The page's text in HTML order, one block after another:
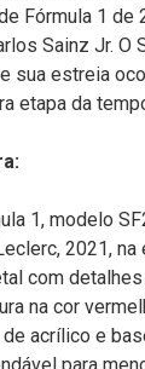
Fórmula 1 de
Sainz Jr. O
sua estreia
etapa da
1, modelo
2021, na
com
na cor
acrílico e